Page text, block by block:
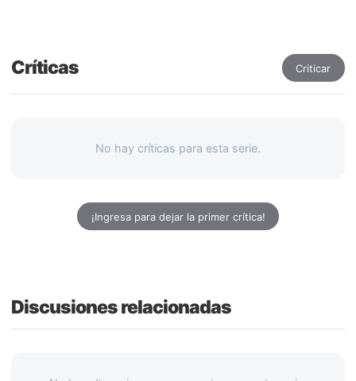
Críticas Criticar
No hay críticas para esta serie.
¡Ingresa para dejar la primer crítica!
Discusiones relacionadas